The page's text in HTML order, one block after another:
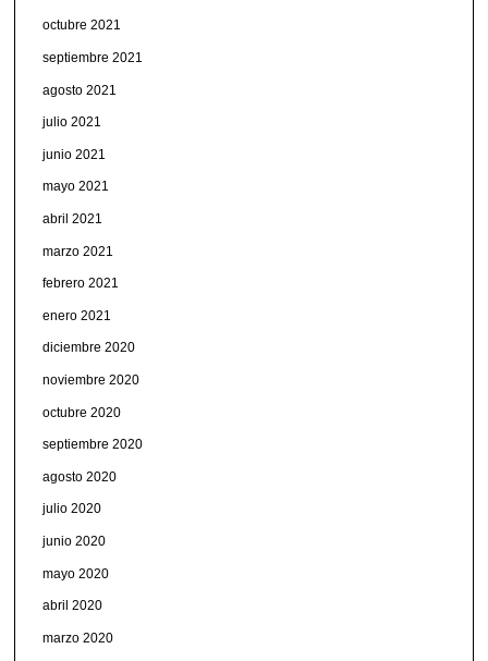
octubre 2021
septiembre 2021
agosto 2021
julio 2021
junio 2021
mayo 2021
abril 2021
marzo 2021
febrero 2021
enero 2021
diciembre 2020
noviembre 2020
octubre 2020
septiembre 2020
agosto 2020
julio 2020
junio 2020
mayo 2020
abril 2020
marzo 2020